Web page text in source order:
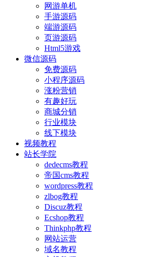
网游单机
手游源码
端游源码
页游源码
Html5游戏
微信源码
免费源码
小程序源码
涨粉营销
有趣好玩
商城分销
行业模块
线下模块
视频教程
站长学院
dedecms教程
帝国cms教程
wordpress教程
zlbog教程
Discuz教程
Ecshop教程
Thinkphp教程
网站运营
域名教程